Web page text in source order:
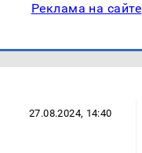
Реклама на сайте
27.08.2024, 14:40